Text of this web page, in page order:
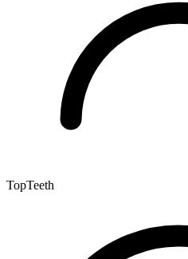
TopTeeth